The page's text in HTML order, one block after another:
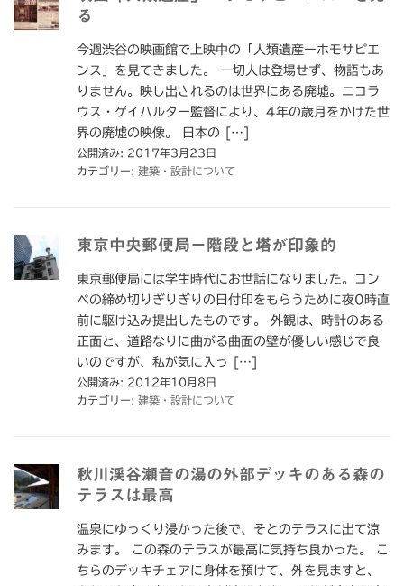
る
今週渋谷の映画館で上映中の「人類遺産ーホモサピエ
ンス」を見てきました。 一切人は登場せず、物語もあ
りません。映し出されるのは世界にある廃墟。ニコラ
ウス・ゲイハルター監督により、4年の歳月をかけた世
界の廃墟の映像。 日本の […]
公開済み: 2017年3月23日
カテゴリー: 建築・設計について
東京中央郵便局ー階段と塔が印象的
東京郵便局には学生時代にお世話になりました。コン
ペの締め切りぎりぎりの日付印をもらうために夜0時直
前に駆け込み提出したものです。 外観は、時計のある
正面と、道路なりに曲がる曲面の壁が優しい感じで良
いのですが、私が気に入っ […]
公開済み: 2012年10月8日
カテゴリー: 建築・設計について
秋川渓谷瀬音の湯の外部デッキのある森の
テラスは最高
温泉にゆっくり浸かった後で、そとのテラスに出て涼
みます。 この森のテラスが最高に気持ち良かった。 こ
ちらのデッキチェアに身体を預けて、外を見ますと、